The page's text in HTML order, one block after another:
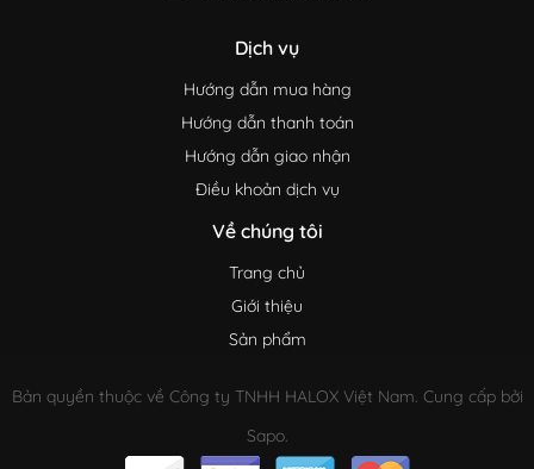
Dịch vụ
Hướng dẫn mua hàng
Hướng dẫn thanh toán
Hướng dẫn giao nhận
Điều khoản dịch vụ
Về chúng tôi
Trang chủ
Giới thiệu
Sản phẩm
Bản quyền thuộc về Công ty TNHH HALOX Việt Nam. Cung cấp bởi
Sapo.